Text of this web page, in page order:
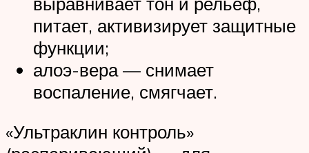
питает, активизирует защитные
функции;
алоэ-вера — снимает
воспаление, смягчает.
«Ультраклин контроль»